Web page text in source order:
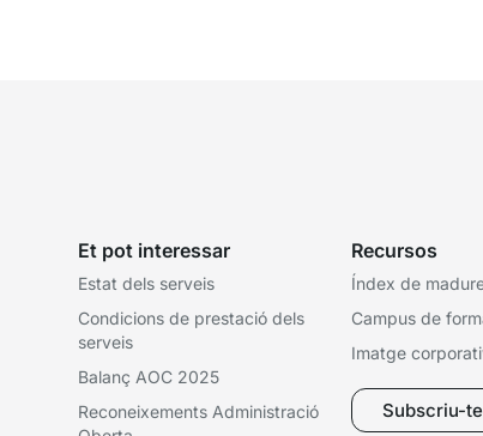
Et pot interessar
Estat dels serveis
Condicions de prestació dels
serveis
Balanç AOC 2025
Reconeixements Administració
Recursos
Índex de
Campus de
Imatge
Subscriu-